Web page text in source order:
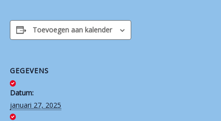
Toevoegen aan kalender
GEGEVENS
Datum:
januari 27, 2025